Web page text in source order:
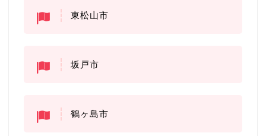
東松山市
坂戸市
鶴ヶ島市